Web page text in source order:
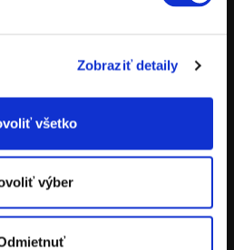
Zobraziť detaily
všetko
výber
Vajnorská 11